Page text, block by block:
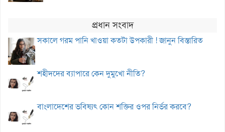
প্রধান সংবাদ
সকালে গরম পানি খাওয়া কতটা উপকারী ! জানুন বিস্তারিত
শহীদদের ব্যাপারে কেন দুমুখো নীতি?
বাংলাদেশের ভবিষ্যৎ কোন শক্তির ওপর নির্ভর করবে?